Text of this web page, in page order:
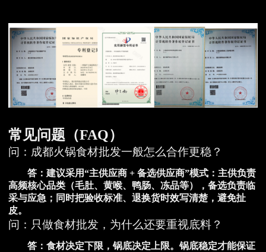
常见问题（FAQ）
问：成都火锅食材批发一般怎么合作更稳？
答：建议采用“主供应商 + 备选供应商”模式：主供负责
高频核心品类（毛肚、黄喉、鸭肠、冻品等），备选负责临
采与应急；同时把验收标准、退换货时效写清楚，避免扯
皮。
问：只做食材批发，为什么还要重视底料？
答：食材决定下限，锅底决定上限。锅底稳定才能保证